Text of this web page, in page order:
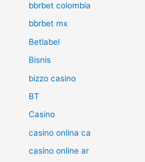
bbrbet colombia
bbrbet mx
Betlabel
Bisnis
bizzo casino
BT
Casino
casino onlina ca
casino online ar